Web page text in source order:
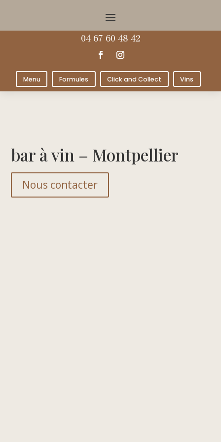
04 67 60 48 42
Menu Formules Click and Collect Vins
bar à vin – Montpellier
Nous contacter